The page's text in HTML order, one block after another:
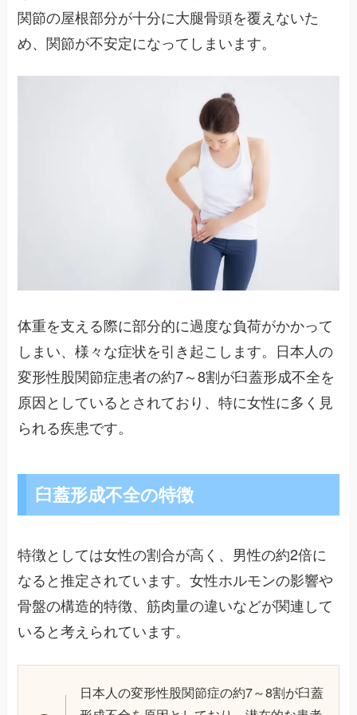
関節の屋根部分が十分に大腿骨頭を覆えないた
め、関節が不安定になってしまいます。
体重を支える際に部分的に過度な負荷がかかって
しまい、様々な症状を引き起こします。日本人の
変形性股関節症患者の約7～8割が臼蓋形成不全を
原因としているとされており、特に女性に多く見
られる疾患です。
臼蓋形成不全の特徴
特徴としては女性の割合が高く、男性の約2倍に
なると推定されています。女性ホルモンの影響や
骨盤の構造的特徴、筋肉量の違いなどが関連して
いると考えられています。
日本人の変形性股関節症の約7～8割が臼蓋